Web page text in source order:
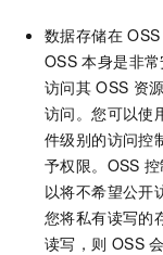
数据存储在 OSS
OSS 本身是非
访问其 OSS 资
访问。您可以使
件级别的访问控
予权限。OSS
以将不希望公开
您将私有读写的
读写，则 OSS